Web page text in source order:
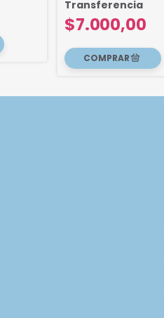
$7.000,00
Transferencia